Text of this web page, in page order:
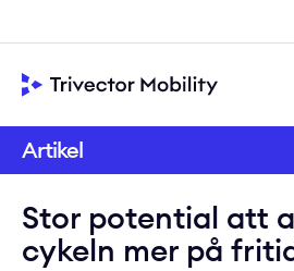
Artikel
Stor potential att
cykeln mer på